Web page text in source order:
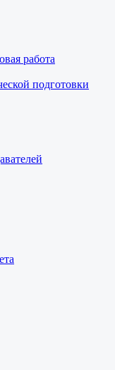
работа
подготовки